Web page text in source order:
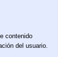
contenido
del usuario.